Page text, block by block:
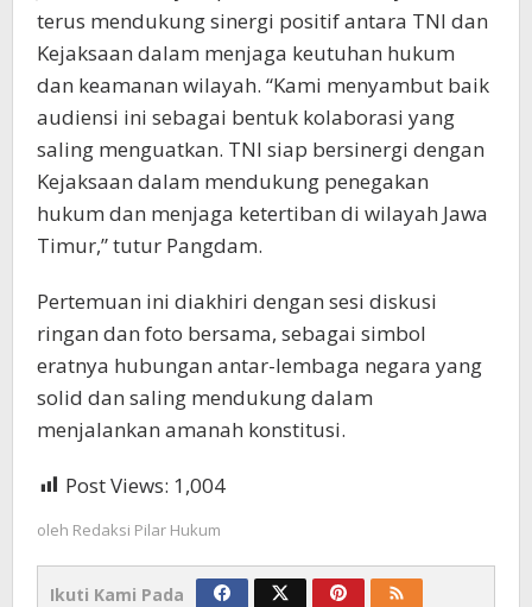
terus mendukung sinergi positif antara TNI dan
Kejaksaan dalam menjaga keutuhan hukum
dan keamanan wilayah. “Kami menyambut baik
audiensi ini sebagai bentuk kolaborasi yang
saling menguatkan. TNI siap bersinergi dengan
Kejaksaan dalam mendukung penegakan
hukum dan menjaga ketertiban di wilayah Jawa
Timur,” tutur Pangdam.
Pertemuan ini diakhiri dengan sesi diskusi
ringan dan foto bersama, sebagai simbol
eratnya hubungan antar-lembaga negara yang
solid dan saling mendukung dalam
menjalankan amanah konstitusi.
Post Views: 1,004
oleh Redaksi Pilar Hukum
Ikuti Kami Pada